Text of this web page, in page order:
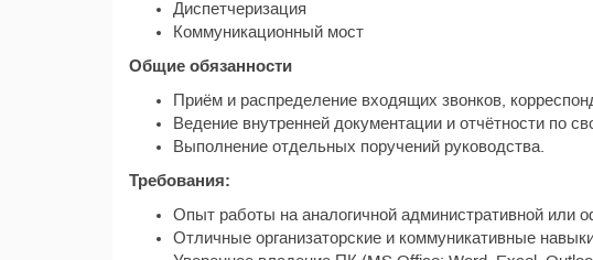
Диспетчеризация
Коммуникационный мост
Общие обязанности
Приём и распределение входящих звонков,
Ведение внутренней документации и отчётности по
Выполнение отдельных поручений руководства.
Требования:
Опыт работы на аналогичной административной или
Отличные организаторские и коммуникативные